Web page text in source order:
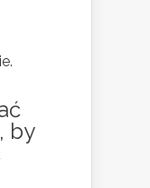
by